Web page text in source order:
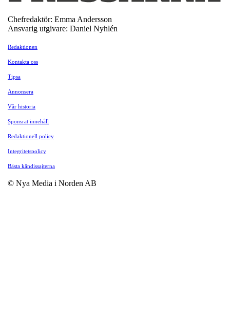
Chefredaktör: Emma Andersson
Ansvarig utgivare: Daniel Nyhlén
Redaktionen
Kontakta oss
Tipsa
Annonsera
Vår historia
Sponsrat innehåll
Redaktionell policy
Integritetspolicy
Bästa kändissajterna
© Nya Media i Norden AB